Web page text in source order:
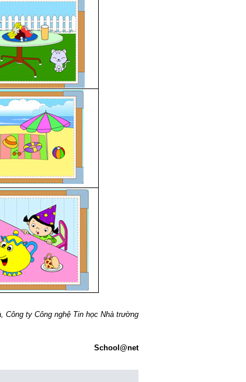
Công ty Công nghệ Tin học Nhà trường
School@net